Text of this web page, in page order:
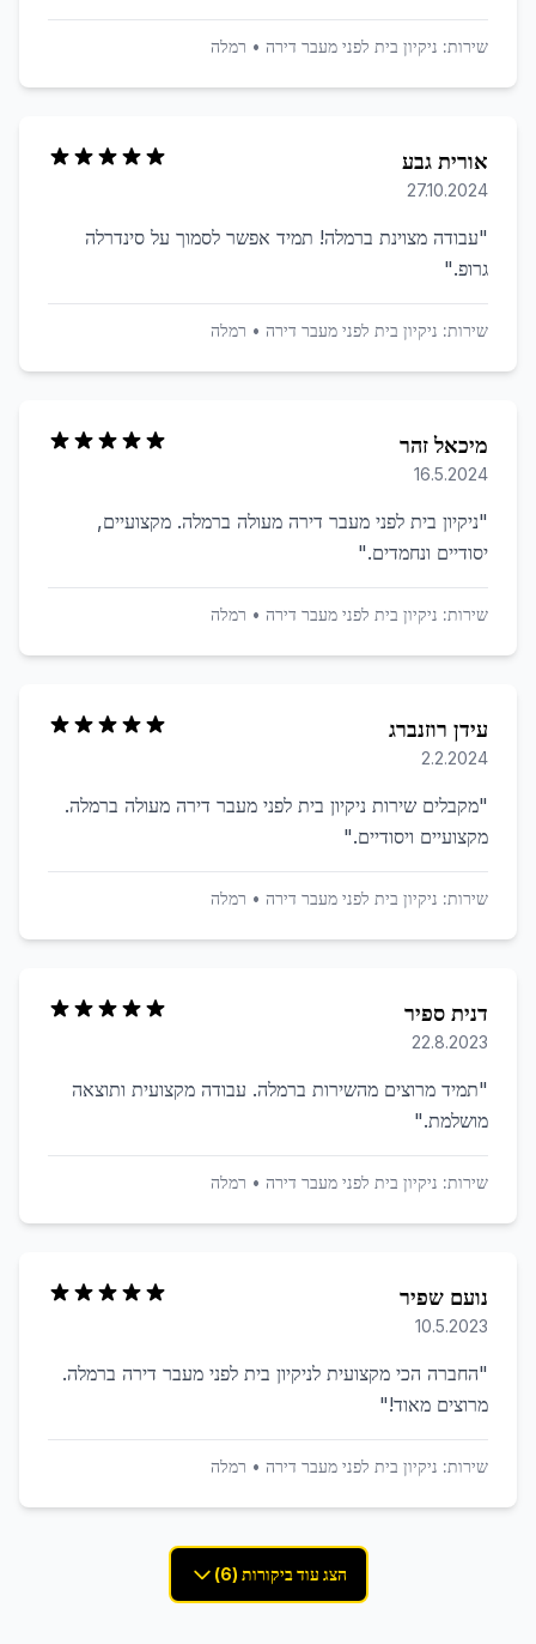
שירות: ניקיון בית לפני מעבר דירה • רמלה
אורית גבע
27.10.2024
"עבודה מצוינת ברמלה! תמיד אפשר לסמוך על סינדרלה
גרופ."
שירות: ניקיון בית לפני מעבר דירה • רמלה
מיכאל זהר
16.5.2024
"ניקיון בית לפני מעבר דירה מעולה ברמלה. מקצועיים,
יסודיים ונחמדים."
שירות: ניקיון בית לפני מעבר דירה • רמלה
עידן רוזנברג
2.2.2024
"מקבלים שירות ניקיון בית לפני מעבר דירה מעולה ברמלה.
מקצועיים ויסודיים."
שירות: ניקיון בית לפני מעבר דירה • רמלה
דנית ספיר
22.8.2023
"תמיד מרוצים מהשירות ברמלה. עבודה מקצועית ותוצאה
מושלמת."
שירות: ניקיון בית לפני מעבר דירה • רמלה
נועם שפיר
10.5.2023
"החברה הכי מקצועית לניקיון בית לפני מעבר דירה ברמלה.
מרוצים מאוד!"
שירות: ניקיון בית לפני מעבר דירה • רמלה
הצג עוד ביקורות (6)